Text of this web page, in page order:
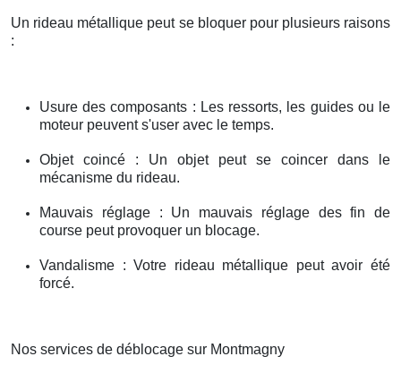
Un rideau métallique peut se bloquer pour plusieurs raisons
:
Usure des composants : Les ressorts, les guides ou le
moteur peuvent s'user avec le temps.
Objet coincé : Un objet peut se coincer dans le
mécanisme du rideau.
Mauvais réglage : Un mauvais réglage des fin de
course peut provoquer un blocage.
Vandalisme : Votre rideau métallique peut avoir été
forcé.
Nos services de déblocage sur Montmagny